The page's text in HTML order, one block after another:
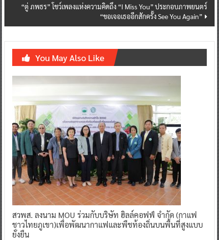
“ตู่ ภพธร” โชว์เพลงแห่งความคิดถึง “I Miss You” ประกอบภาพยนตร์
“ขอเจอเธออีกสักครั้ง See You Again”
You May Also Like
สวพส. ลงนาม MOU ร่วมกับบริษัท ฮิลล์คอฟฟ์ จำกัด (กาแฟ
ชาวไทยภูเขา)เพื่อพัฒนากาแฟและพืชท้องถิ่นบนพื้นที่สูงแบบ
ยั่งยืน